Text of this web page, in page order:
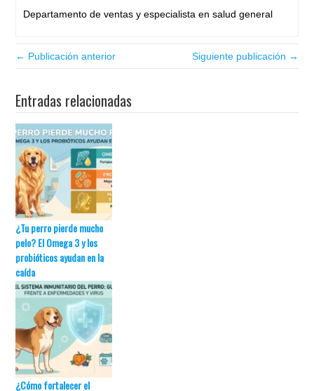
Departamento de ventas y especialista en salud general
← Publicación anterior Siguiente publicación →
Entradas relacionadas
¿Tu perro pierde mucho
pelo? El Omega 3 y los
probióticos ayudan en la
caída
¿Cómo fortalecer el